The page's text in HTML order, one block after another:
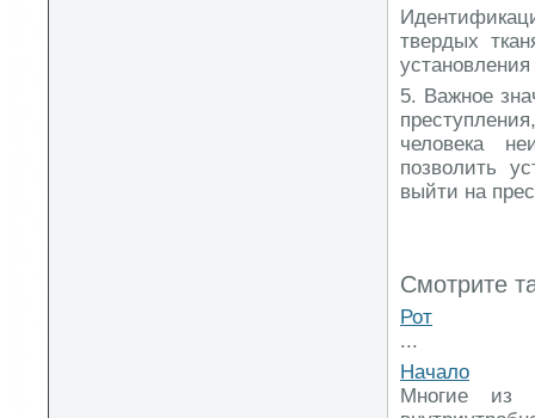
твердых
5. Важное
человека
позволить
выйти на
Смотрите
Рот
...
Начало
Многие из